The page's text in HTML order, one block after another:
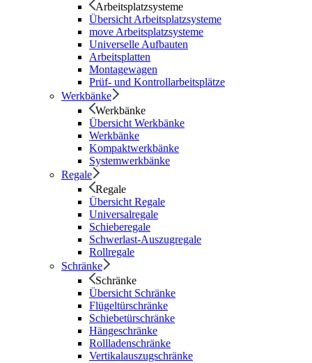
Arbeitsplatzsysteme
Übersicht Arbeitsplatzsysteme
move Arbeitsplatzsysteme
Universelle Aufbauten
Arbeitsplatten
Montagewagen
Prüf- und Kontrollarbeitsplätze
Werkbänke
Werkbänke
Übersicht Werkbänke
Werkbänke
Kompaktwerkbänke
Systemwerkbänke
Regale
Regale
Übersicht Regale
Universalregale
Schieberegale
Schwerlast-Auszugregale
Rollregale
Schränke
Schränke
Übersicht Schränke
Flügeltürschränke
Schiebetürschränke
Hängeschränke
Rollladenschränke
Vertikalauszugschränke